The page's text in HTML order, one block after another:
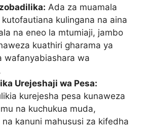
Ada za muamala
kulingana na aina
na eneo la mtumiaji, jambo
kuathiri gharama ya
wafanyabiashara wa
Urejeshaji wa Pesa:
kurejesha pesa kunaweza
na kuchukua muda,
na kanuni mahususi za kifedha